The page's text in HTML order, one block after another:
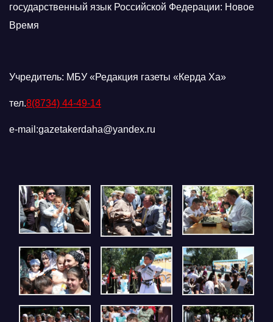
государственный язык Российской Федерации: Новое
Время
Учредитель: МБУ «Редакция газеты «Керда Ха»
тел.8(8734) 44-49-14
e-mail:gazetakerdaha@yandex.ru